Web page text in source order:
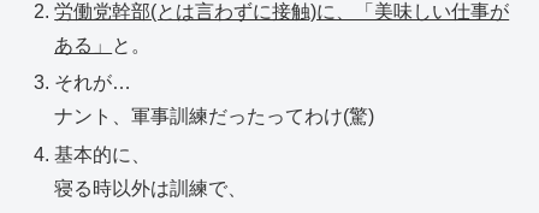
労働党幹部(とは言わずに接触)に、「美味しい仕事が
ある」
と。
それが…
ナント、軍事訓練だったってわけ(驚)
基本的に、
寝る時以外は訓練で、